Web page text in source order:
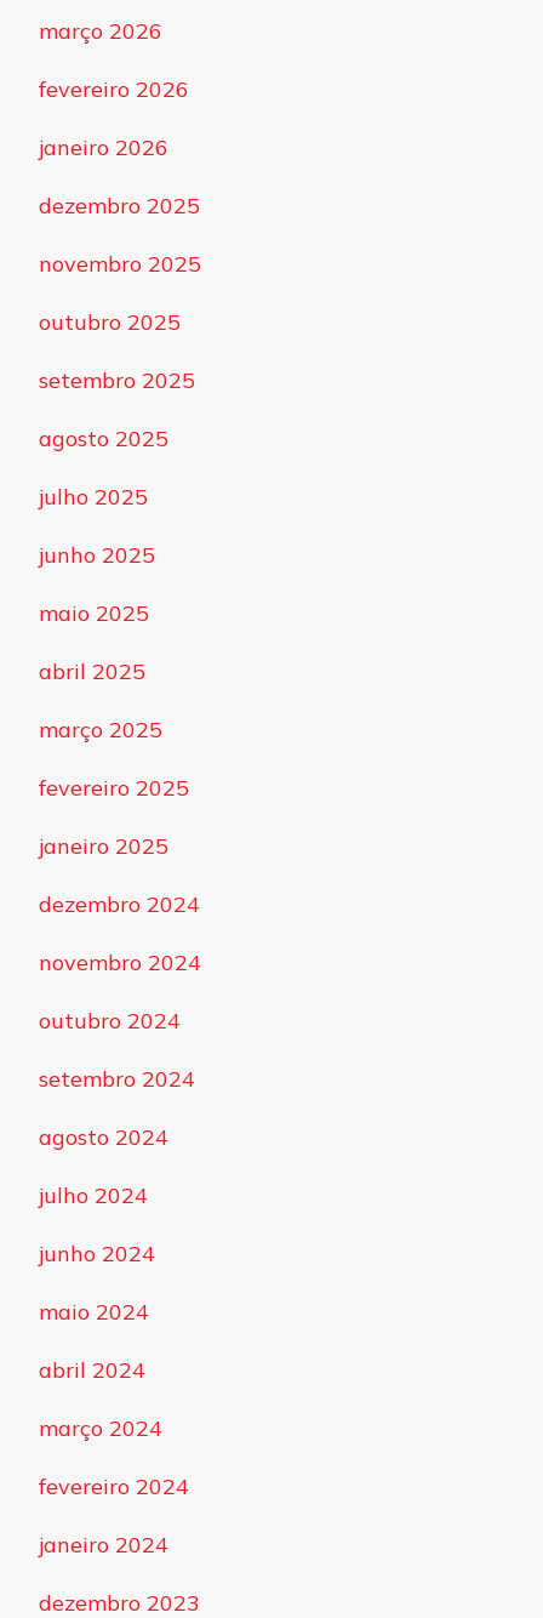
março 2026
fevereiro 2026
janeiro 2026
dezembro 2025
novembro 2025
outubro 2025
setembro 2025
agosto 2025
julho 2025
junho 2025
maio 2025
abril 2025
março 2025
fevereiro 2025
janeiro 2025
dezembro 2024
novembro 2024
outubro 2024
setembro 2024
agosto 2024
julho 2024
junho 2024
maio 2024
abril 2024
março 2024
fevereiro 2024
janeiro 2024
dezembro 2023